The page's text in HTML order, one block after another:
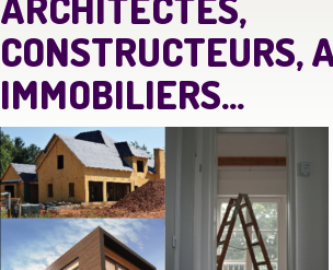
CONSTRUCTEURS,
IMMOBILIERS…